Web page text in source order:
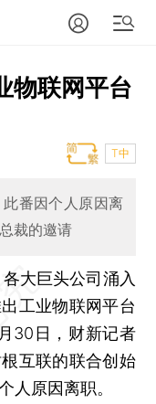
物联网平台
T中
番因个人原因离
裁的邀请
各大巨头公司涌入
工业物联网平台
30日，财新记者
互联的联合创始
人原因离职。